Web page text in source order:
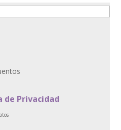
de Privacidad